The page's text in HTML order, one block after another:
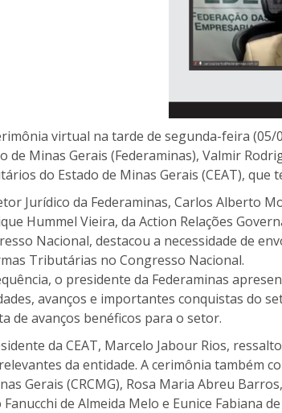
virtual na tarde de segunda-feira (05/
de Minas Gerais (Federaminas), Valmir
do Estado de Minas Gerais (CEAT), que
Jurídico da Federaminas, Carlos Alberto
Hummel Vieira, da Action Relações
Nacional, destacou a necessidade de
Tributárias no Congresso Nacional.
o presidente da Federaminas
avanços e importantes conquistas do
de avanços benéficos para o setor.
da CEAT, Marcelo Jabour Rios,
da entidade. A cerimônia também
Gerais (CRCMG), Rosa Maria Abreu
Fanucchi de Almeida Melo e Eunice Fabiana